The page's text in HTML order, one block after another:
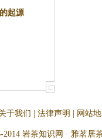
起源
于我们 法律声明 网站
岩茶知识网 · 雅茗居